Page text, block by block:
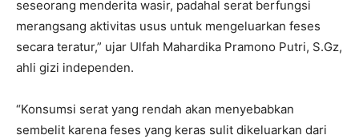
seseorang menderita wasir, padahal serat berfungsi
merangsang aktivitas usus untuk mengeluarkan feses
secara teratur,” ujar Ulfah Mahardika Pramono Putri, S.Gz,
ahli gizi independen.
“Konsumsi serat yang rendah akan menyebabkan
sembelit karena feses yang keras sulit dikeluarkan dari